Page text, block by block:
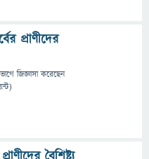
প্রাণীদের
জিজ্ঞাসাকরেছেন